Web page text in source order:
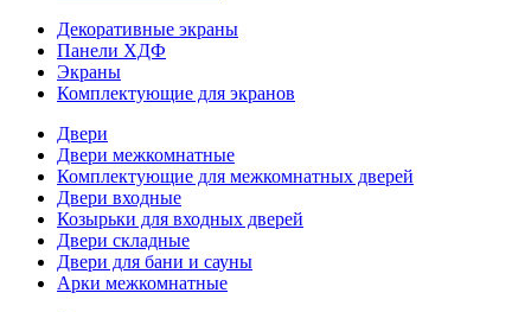
Декоративные экраны
Панели ХДФ
Экраны
Комплектующие для экранов
Двери
Двери межкомнатные
Комплектующие для межкомнатных дверей
Двери входные
Козырьки для входных дверей
Двери складные
Двери для бани и сауны
Арки межкомнатные